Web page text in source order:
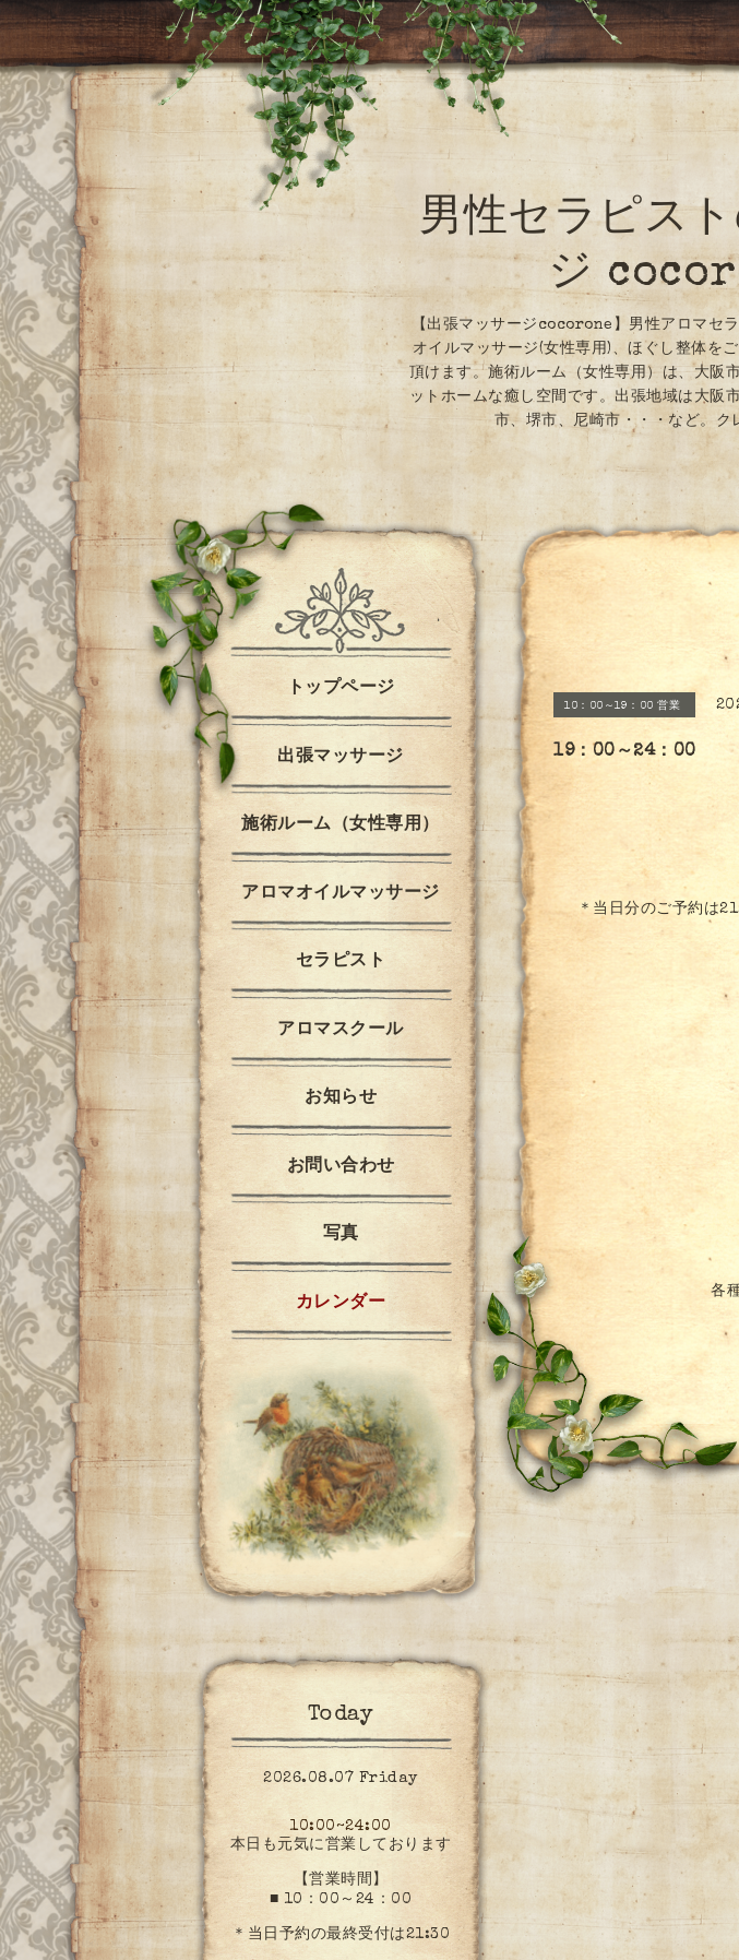
男性セラピス
ジ
【出張マッサージcocorone】男性アロマセ
オイルマッサージ(女性専用)、ほぐし整体を
頂けます。施術ルーム（女性専用）は、大阪
ットホームな癒し空間です。出張地域は大阪
市、堺市、尼崎市・・・など。
10：00～19：00 営業
19：00～24：00
＊当日分のご予約は
各
トップページ
出張マッサージ
施術ルーム（女性専用）
アロマオイルマッサージ
セラピスト
アロマスクール
お知らせ
お問い合わせ
写真
カレンダー
Today
2026.08.07 Friday
10:00~24:00
本日も元気に営業しております
【営業時間】
■ 10：00～24：00
＊当日予約の最終受付は21:30